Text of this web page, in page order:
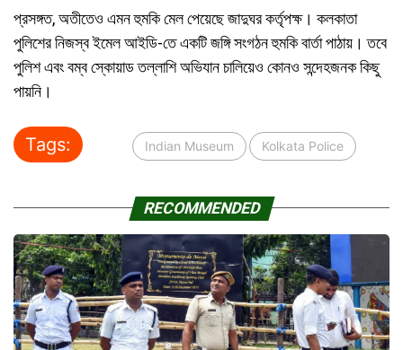
প্রসঙ্গত, অতীতেও এমন হুমকি মেল পেয়েছে জাদুঘর কর্তৃপক্ষ। কলকাতা
পুলিশের নিজস্ব ইমেল আইডি-তে একটি জঙ্গি সংগঠন হুমকি বার্তা পাঠায়। তবে
পুলিশ এবং বম্ব স্কোয়াড তল্লাশি অভিযান চালিয়েও কোনও সন্দেহজনক কিছু
পায়নি।
Tags: Indian Museum Kolkata Police
RECOMMENDED